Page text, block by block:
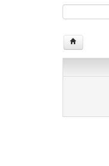
Suche im Forum